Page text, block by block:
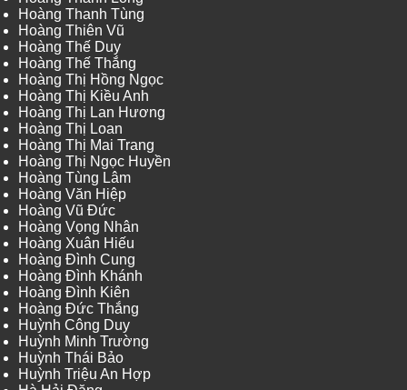
Hoàng Thanh Tùng
Hoàng Thiên Vũ
Hoàng Thế Duy
Hoàng Thế Thắng
Hoàng Thị Hồng Ngọc
Hoàng Thị Kiều Anh
Hoàng Thị Lan Hương
Hoàng Thị Loan
Hoàng Thị Mai Trang
Hoàng Thị Ngọc Huyền
Hoàng Tùng Lâm
Hoàng Văn Hiệp
Hoàng Vũ Đức
Hoàng Vọng Nhân
Hoàng Xuân Hiếu
Hoàng Đình Cung
Hoàng Đình Khánh
Hoàng Đình Kiên
Hoàng Đức Thắng
Huỳnh Công Duy
Huỳnh Minh Trường
Huỳnh Thái Bảo
Huỳnh Triệu An Hợp